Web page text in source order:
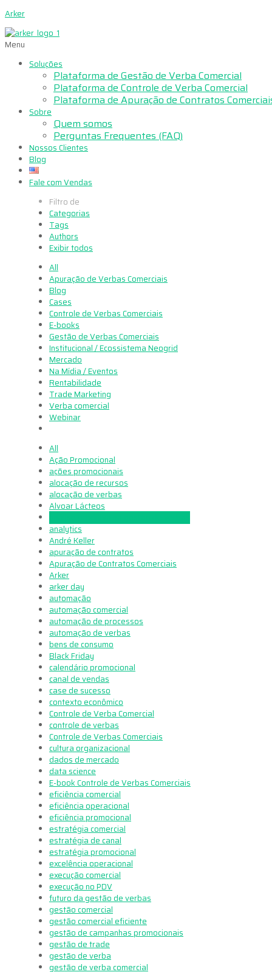
Arker
Menu
Soluções
Plataforma de Gestão de Verba Comercial
Plataforma de Controle de Verba Comercial
Plataforma de Apuração de Contratos
Sobre
Quem somos
Perguntas Frequentes (FAQ)
Nossos Clientes
Blog
Fale com Vendas
Filtro de
Categorias
Tags
Authors
Exibir todos
All
Apuração de Verbas Comerciais
Blog
Cases
Controle de Verbas Comerciais
E-books
Gestão de Verbas Comerciais
Institucional / Ecossistema Neogrid
Mercado
Na Mídia / Eventos
Rentabilidade
Trade Marketing
Verba comercial
Webinar
All
Ação Promocional
ações promocionais
alocação de recursos
alocação de verbas
Alvoar Lácteos
analytics
André Keller
apuração de contratos
Apuração de Contratos Comerciais
Arker
arker day
automação
automação comercial
automação de processos
automação de verbas
bens de consumo
Black Friday
calendário promocional
canal de vendas
case de sucesso
contexto econômico
Controle de Verba Comercial
controle de verbas
Controle de Verbas Comerciais
cultura organizacional
dados de mercado
data science
E-book Controle de Verbas Comerciais
eficiência comercial
eficiência operacional
eficiência promocional
estratégia comercial
estratégia de canal
estratégia promocional
excelência operacional
execução comercial
execução no PDV
futuro da gestão de verbas
gestão comercial
gestão comercial eficiente
gestão de campanhas promocionais
gestão de trade
gestão de verba
gestão de verba comercial